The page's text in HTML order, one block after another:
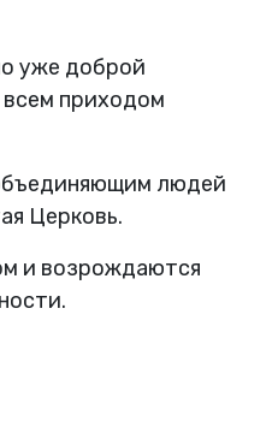
уже доброй
приходом
людей
Церковь.
и возрождаются